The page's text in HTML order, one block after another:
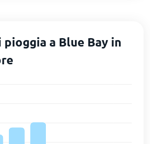
a Blue Bay in